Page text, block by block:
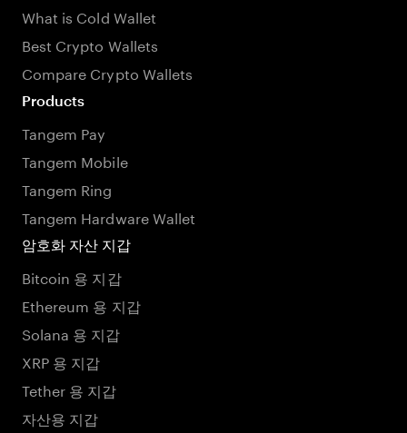
What is Cold Wallet
Best Crypto Wallets
Compare Crypto Wallets
Products
Tangem Pay
Tangem Mobile
Tangem Ring
Tangem Hardware Wallet
암호화 자산 지갑
Bitcoin 용 지갑
Ethereum 용 지갑
Solana 용 지갑
XRP 용 지갑
Tether 용 지갑
자산용 지갑